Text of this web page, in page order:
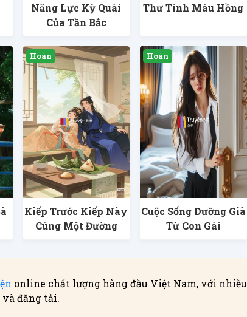
Năng Lực Kỳ Quái
Của Tần Bắc
Thư Tình Màu Hồng
Kiếp Trước Kiếp Này
Cùng Một Đường
Cuộc Sống Dưỡng Già
Từ Con Gái
online chất lượng hàng đầu Việt Nam, với nhiều
đăng tải.